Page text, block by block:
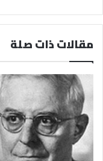
مقالات ذات صلة